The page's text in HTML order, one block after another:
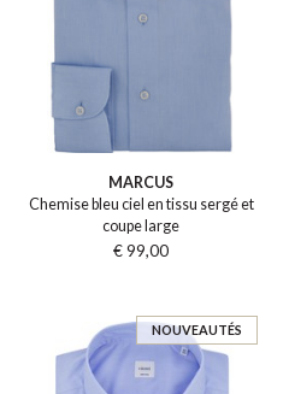
MARCUS
Chemise bleu ciel en tissu sergé et
coupe large
€ 99,00
NOUVEAUTÉS